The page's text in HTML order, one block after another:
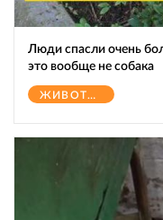
Люди спасли очень
это вообще не собака
ЖИВОТНЫЕ